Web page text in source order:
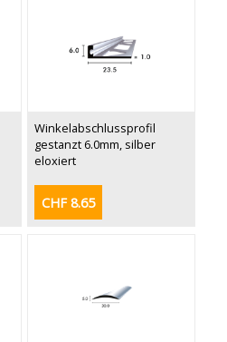
Winkelabschlussprofil
gestanzt 6.0mm, silber
eloxiert
CHF 8.65